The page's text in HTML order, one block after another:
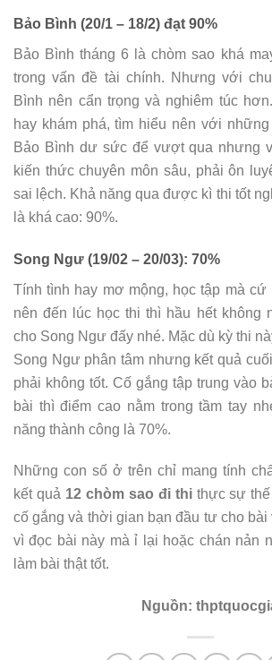
Bảo Bình (20/1 – 18/2) đạt 90%
Bảo Bình tháng 6 là chòm sao khá
trong vấn đề tài chính. Nhưng với
Bình nên cẩn trọng và nghiêm túc
hay khám phá, tìm hiểu nên với những
Bảo Bình dư sức để vượt qua nhưng
kiến thức chuyên môn sâu, phải ôn
sai lệch. Khả năng qua được kì thi tốt
là khá cao: 90%.
Song Ngư (19/02 – 20/03): 70%
Tính tình hay mơ mộng, học tập mà cứ
nên đến lúc học thi thì hầu hết không
cho Song Ngư đấy nhé. Mặc dù kỳ thi
Song Ngư phân tâm nhưng kết quả
phải không tốt. Cố gắng tập trung vào
bài thì điểm cao nằm trong tầm tay
năng thành công là 70%.
Những con số ở trên chỉ mang tính
kết quả 12 chòm sao đi thithực sự thế
cố gắng và thời gian bạn đầu tư cho
vì đọc bài này mà ỉ lại hoặc chán nản
làm bài thật tốt.
Nguồn: